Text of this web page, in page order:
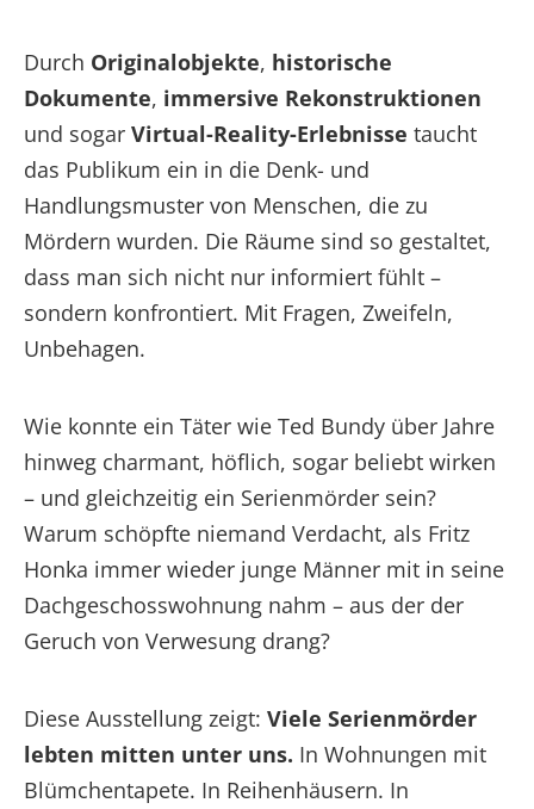
Durch Originalobjekte, historische
Dokumente, immersive Rekonstruktionen
und sogar Virtual-Reality-Erlebnisse taucht
das Publikum ein in die Denk- und
Handlungsmuster von Menschen, die zu
Mördern wurden. Die Räume sind so gestaltet,
dass man sich nicht nur informiert fühlt –
sondern konfrontiert. Mit Fragen, Zweifeln,
Unbehagen.
Wie konnte ein Täter wie Ted Bundy über Jahre
hinweg charmant, höflich, sogar beliebt wirken
– und gleichzeitig ein Serienmörder sein?
Warum schöpfte niemand Verdacht, als Fritz
Honka immer wieder junge Männer mit in seine
Dachgeschosswohnung nahm – aus der der
Geruch von Verwesung drang?
Diese Ausstellung zeigt: Viele Serienmörder
lebten mitten unter uns. In Wohnungen mit
Blümchentapete. In Reihenhäusern. In